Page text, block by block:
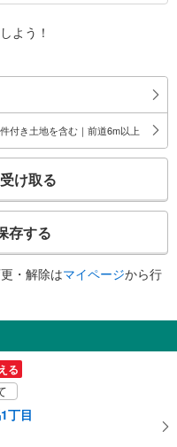
よう！
付き土地を含む｜前道6m以上
け取る
存する
・解除はマイページから行
る
丁目